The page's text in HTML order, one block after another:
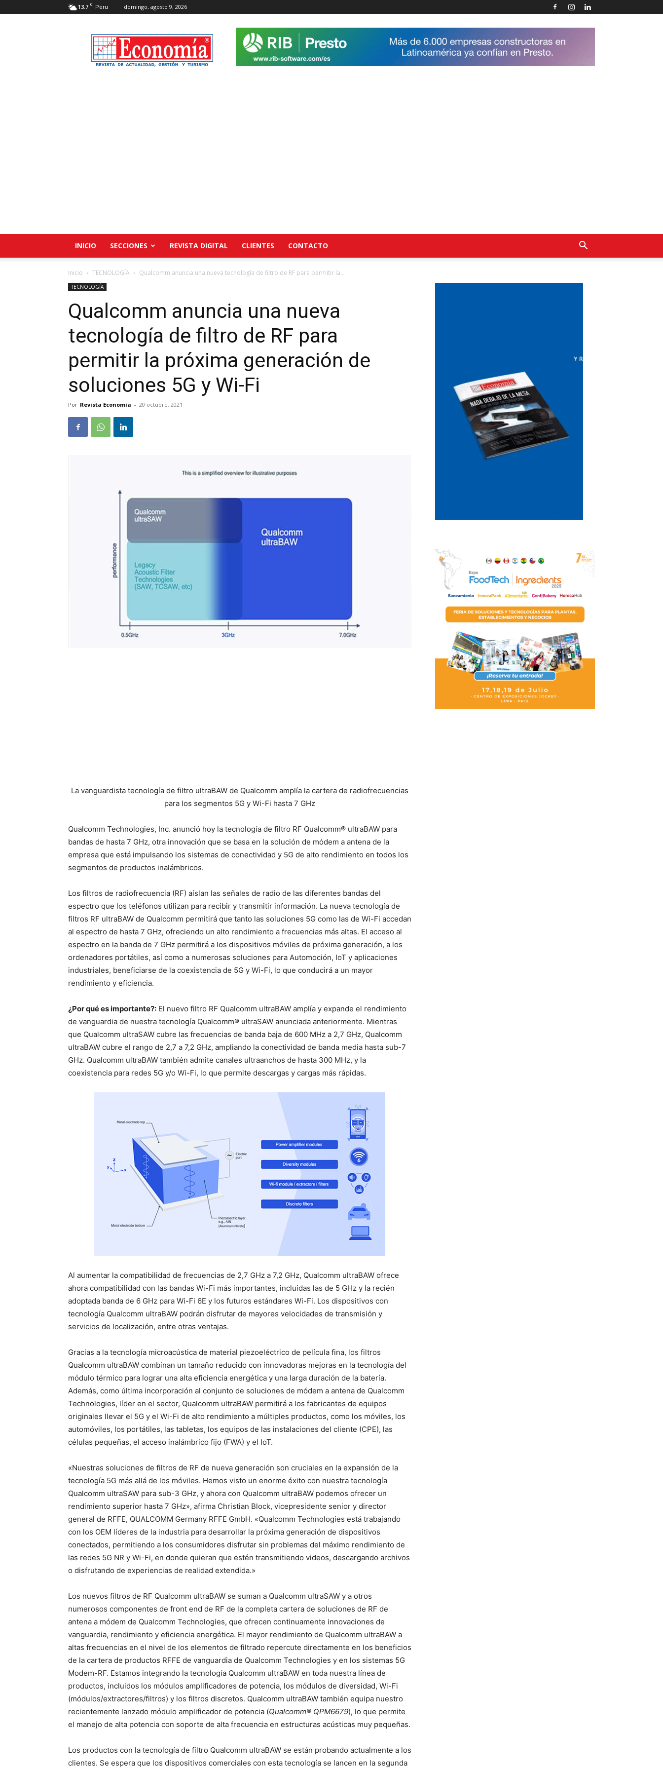
13.7 C Peru domingo, agosto 9, 2026
Revista
Economía
INICIO SECCIONES REVISTA DIGITAL CLIENTES CONTACTO
Inicio TECNOLOGÍA Qualcomm anuncia una nueva tecnología de filtro de RF para permitir la...
TECNOLOGÍA
Qualcomm anuncia una nueva
tecnología de filtro de RF para
permitir la próxima generación de
soluciones 5G y Wi-Fi
Por Revista Economía - 20 octubre, 2021
La vanguardista tecnología de filtro ultraBAW de Qualcomm amplía la cartera de radiofrecuencias
para los segmentos 5G y Wi-Fi hasta 7 GHz
Qualcomm Technologies, Inc. anunció hoy la tecnología de filtro RF Qualcomm® ultraBAW para
bandas de hasta 7 GHz, otra innovación que se basa en la solución de módem a antena de la
empresa que está impulsando los sistemas de conectividad y 5G de alto rendimiento en todos los
segmentos de productos inalámbricos.
Los filtros de radiofrecuencia (RF) aíslan las señales de radio de las diferentes bandas del
espectro que los teléfonos utilizan para recibir y transmitir información. La nueva tecnología de
filtros RF ultraBAW de Qualcomm permitirá que tanto las soluciones 5G como las de Wi-Fi accedan
al espectro de hasta 7 GHz, ofreciendo un alto rendimiento a frecuencias más altas. El acceso al
espectro en la banda de 7 GHz permitirá a los dispositivos móviles de próxima generación, a los
ordenadores portátiles, así como a numerosas soluciones para Automoción, IoT y aplicaciones
industriales, beneficiarse de la coexistencia de 5G y Wi-Fi, lo que conducirá a un mayor
rendimiento y eficiencia.
¿Por qué es importante?: El nuevo filtro RF Qualcomm ultraBAW amplía y expande el rendimiento
de vanguardia de nuestra tecnología Qualcomm® ultraSAW anunciada anteriormente. Mientras
que Qualcomm ultraSAW cubre las frecuencias de banda baja de 600 MHz a 2,7 GHz, Qualcomm
ultraBAW cubre el rango de 2,7 a 7,2 GHz, ampliando la conectividad de banda media hasta sub-7
GHz. Qualcomm ultraBAW también admite canales ultraanchos de hasta 300 MHz, y la
coexistencia para redes 5G y/o Wi-Fi, lo que permite descargas y cargas más rápidas.
Al aumentar la compatibilidad de frecuencias de 2,7 GHz a 7,2 GHz, Qualcomm ultraBAW ofrece
ahora compatibilidad con las bandas Wi-Fi más importantes, incluidas las de 5 GHz y la recién
adoptada banda de 6 GHz para Wi-Fi 6E y los futuros estándares Wi-Fi. Los dispositivos con
tecnología Qualcomm ultraBAW podrán disfrutar de mayores velocidades de transmisión y
servicios de localización, entre otras ventajas.
Gracias a la tecnología microacústica de material piezoeléctrico de película fina, los filtros
Qualcomm ultraBAW combinan un tamaño reducido con innovadoras mejoras en la tecnología del
módulo térmico para lograr una alta eficiencia energética y una larga duración de la batería.
Además, como última incorporación al conjunto de soluciones de módem a antena de Qualcomm
Technologies, líder en el sector, Qualcomm ultraBAW permitirá a los fabricantes de equipos
originales llevar el 5G y el Wi-Fi de alto rendimiento a múltiples productos, como los móviles, los
automóviles, los portátiles, las tabletas, los equipos de las instalaciones del cliente (CPE), las
células pequeñas, el acceso inalámbrico fijo (FWA) y el IoT.
«Nuestras soluciones de filtros de RF de nueva generación son cruciales en la expansión de la
tecnología 5G más allá de los móviles. Hemos visto un enorme éxito con nuestra tecnología
Qualcomm ultraSAW para sub-3 GHz, y ahora con Qualcomm ultraBAW podemos ofrecer un
rendimiento superior hasta 7 GHz», afirma Christian Block, vicepresidente senior y director
general de RFFE, QUALCOMM Germany RFFE GmbH. «Qualcomm Technologies está trabajando
con los OEM líderes de la industria para desarrollar la próxima generación de dispositivos
conectados, permitiendo a los consumidores disfrutar sin problemas del máximo rendimiento de
las redes 5G NR y Wi-Fi, en donde quieran que estén transmitiendo videos, descargando archivos
o disfrutando de experiencias de realidad extendida.»
Los nuevos filtros de RF Qualcomm ultraBAW se suman a Qualcomm ultraSAW y a otros
numerosos componentes de front end de RF de la completa cartera de soluciones de RF de
antena a módem de Qualcomm Technologies, que ofrecen continuamente innovaciones de
vanguardia, rendimiento y eficiencia energética. El mayor rendimiento de Qualcomm ultraBAW a
altas frecuencias en el nivel de los elementos de filtrado repercute directamente en los beneficios
de la cartera de productos RFFE de vanguardia de Qualcomm Technologies y en los sistemas 5G
Modem-RF. Estamos integrando la tecnología Qualcomm ultraBAW en toda nuestra línea de
productos, incluidos los módulos amplificadores de potencia, los módulos de diversidad, Wi-Fi
(módulos/extractores/filtros) y los filtros discretos. Qualcomm ultraBAW también equipa nuestro
recientemente lanzado módulo amplificador de potencia (Qualcomm® QPM6679), lo que permite
el manejo de alta potencia con soporte de alta frecuencia en estructuras acústicas muy pequeñas.
Los productos con la tecnología de filtro Qualcomm ultraBAW se están probando actualmente a los
clientes. Se espera que los dispositivos comerciales con esta tecnología se lancen en la segunda